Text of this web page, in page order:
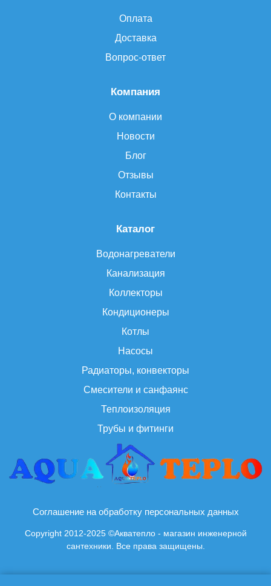
Каталог
Водонагреватели
Канализация
Коллекторы
Кондиционеры
Котлы
Насосы
Радиаторы, конвекторы
Смесители и санфаянс
Теплоизоляция
Трубы и фитинги
Компания
О компании
Новости
Блог
Отзывы
Контакты
Оплата
Доставка
Вопрос-ответ
Соглашение на обработку персональных данных
Copyright 2012-2025 ©Акватепло - магазин инженерной
сантехники. Все права защищены.